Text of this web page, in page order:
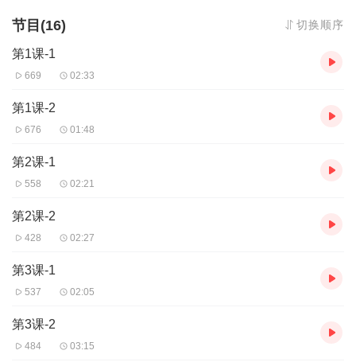
节目(16) 切换顺序
第1课-1
669 02:33
第1课-2
676 01:48
第2课-1
558 02:21
第2课-2
428 02:27
第3课-1
537 02:05
第3课-2
484 03:15